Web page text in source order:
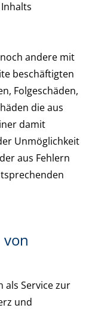
andere mit
beschäftigten
Folgeschäden,
die aus
damit
Unmöglichkeit
aus Fehlern
als Service zur
und